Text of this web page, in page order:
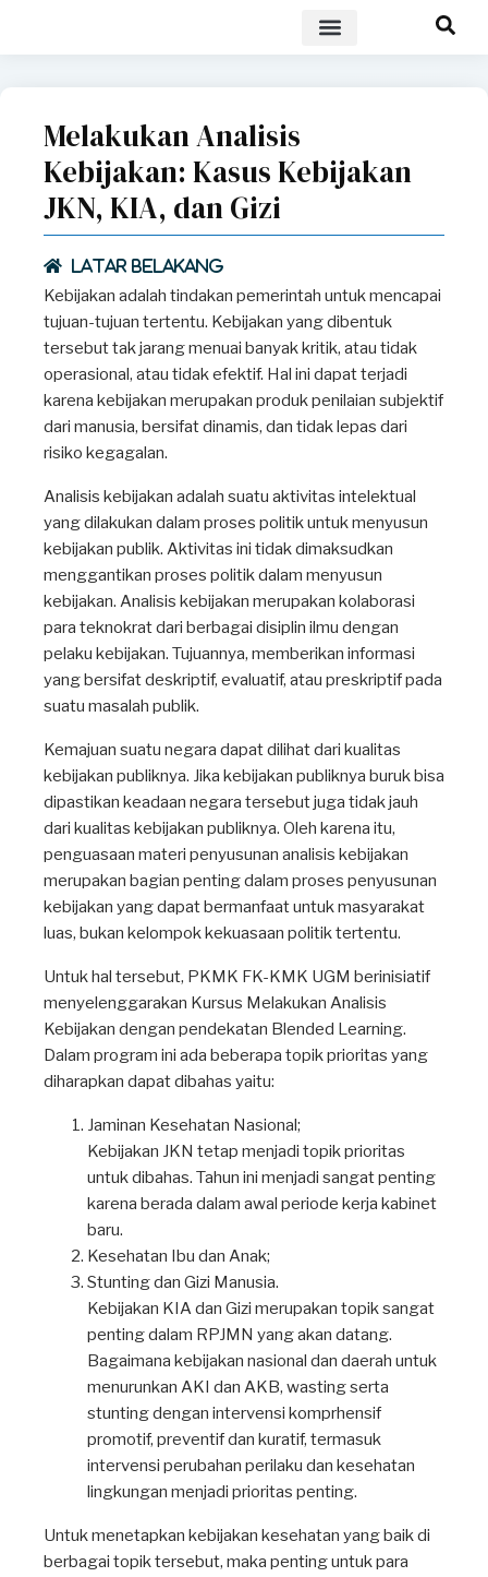
Melakukan Analisis
Kebijakan: Kasus Kebijakan
JKN, KIA, dan Gizi
Latar Belakang
Kebijakan adalah tindakan pemerintah untuk mencapai
tujuan-tujuan tertentu. Kebijakan yang dibentuk
tersebut tak jarang menuai banyak kritik, atau tidak
operasional, atau tidak efektif. Hal ini dapat terjadi
karena kebijakan merupakan produk penilaian subjektif
dari manusia, bersifat dinamis, dan tidak lepas dari
risiko kegagalan.
Analisis kebijakan adalah suatu aktivitas intelektual
yang dilakukan dalam proses politik untuk menyusun
kebijakan publik. Aktivitas ini tidak dimaksudkan
menggantikan proses politik dalam menyusun
kebijakan. Analisis kebijakan merupakan kolaborasi
para teknokrat dari berbagai disiplin ilmu dengan
pelaku kebijakan. Tujuannya, memberikan informasi
yang bersifat deskriptif, evaluatif, atau preskriptif pada
suatu masalah publik.
Kemajuan suatu negara dapat dilihat dari kualitas
kebijakan publiknya. Jika kebijakan publiknya buruk bisa
dipastikan keadaan negara tersebut juga tidak jauh
dari kualitas kebijakan publiknya. Oleh karena itu,
penguasaan materi penyusunan analisis kebijakan
merupakan bagian penting dalam proses penyusunan
kebijakan yang dapat bermanfaat untuk masyarakat
luas, bukan kelompok kekuasaan politik tertentu.
Untuk hal tersebut, PKMK FK-KMK UGM berinisiatif
menyelenggarakan Kursus Melakukan Analisis
Kebijakan dengan pendekatan Blended Learning.
Dalam program ini ada beberapa topik prioritas yang
diharapkan dapat dibahas yaitu:
Jaminan Kesehatan Nasional;
Kebijakan JKN tetap menjadi topik prioritas
untuk dibahas. Tahun ini menjadi sangat penting
karena berada dalam awal periode kerja kabinet
baru.
Kesehatan Ibu dan Anak;
Stunting dan Gizi Manusia.
Kebijakan KIA dan Gizi merupakan topik sangat
penting dalam RPJMN yang akan datang.
Bagaimana kebijakan nasional dan daerah untuk
menurunkan AKI dan AKB, wasting serta
stunting dengan intervensi komprhensif
promotif, preventif dan kuratif, termasuk
intervensi perubahan perilaku dan kesehatan
lingkungan menjadi prioritas penting.
Untuk menetapkan kebijakan kesehatan yang baik di
berbagai topik tersebut, maka penting untuk para